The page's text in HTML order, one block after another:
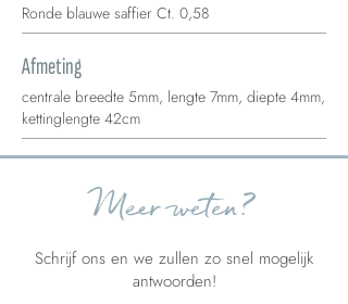
Ronde blauwe saffier Ct. 0,58
Afmeting
centrale breedte 5mm, lengte 7mm, diepte 4mm,
kettinglengte 42cm
Meer weten?
Schrijf ons en we zullen zo snel mogelijk
antwoorden!